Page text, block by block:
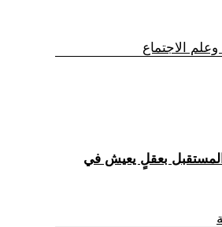
الاجتماع
المستقبل بعقلٍ يعيش في